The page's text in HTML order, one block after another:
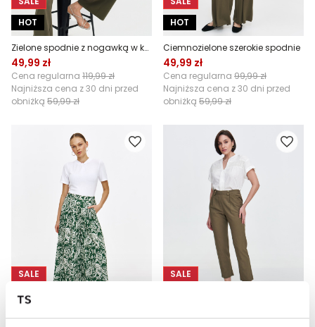
HOT
Zielone spodnie z nogawką w kant
49,99 zł
Cena regularna 119,99 zł
Najniższa cena z 30 dni przed
obniżką 59,99 zł
HOT
Ciemnozielone szerokie spodnie
49,99 zł
Cena regularna 99,99 zł
Najniższa cena z 30 dni przed
obniżką 59,99 zł
SALE
HOT
Wzorzyste spodnie z szeroką nogawką
SALE
Ciemnozielone spodnie w stylu casual